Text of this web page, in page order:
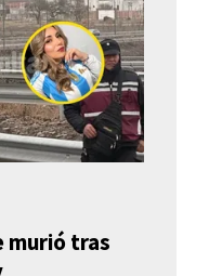
murió tras